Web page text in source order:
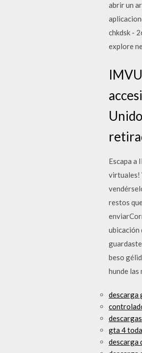
abrir un
chkdsk -
explore
Escapa a
virtuales!
restos
ubicación
beso
hunde las
descarga
gta 4
descarga